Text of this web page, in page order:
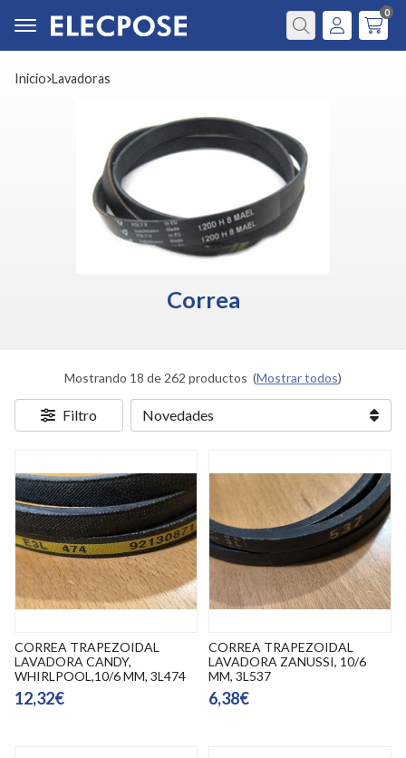
Buscar
0
Inicio lavadoras
Correa
Mostrando 18 de 262 productos (Mostrar todos)
Filtro
CORREA TRAPEZOIDAL
LAVADORA CANDY,
WHIRLPOOL,10/6 MM, 3L474
12,32€
CORREA TRAPEZOIDAL
LAVADORA ZANUSSI, 10/6
MM, 3L537
6,38€